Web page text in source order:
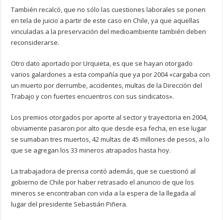
También recalcó, que no sólo las cuestiones laborales se ponen
en tela de juicio a partir de este caso en Chile, ya que aquellas
vinculadas a la preservación del medioambiente también deben
reconsiderarse.
Otro dato aportado por Urquieta, es que se hayan otorgado
varios galardones a esta compañía que ya por 2004 «cargaba con
un muerto por derrumbe, accidentes, multas de la Dirección del
Trabajo y con fuertes encuentros con sus sindicatos».
Los premios otorgados por aporte al sector y trayectoria en 2004,
obviamente pasaron por alto que desde esa fecha, en ese lugar
se sumaban tres muertos, 42 multas de 45 millones de pesos, a lo
que se agregan los 33 mineros atrapados hasta hoy.
La trabajadora de prensa contó además, que se cuestionó al
gobierno de Chile por haber retrasado el anuncio de que los
mineros se encontraban con vida a la espera de la llegada al
lugar del presidente Sebastián Piñera.